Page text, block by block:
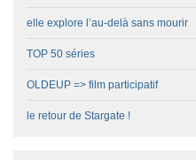
elle explore l’au-delà sans mourir
TOP 50 séries
OLDEUP => film participatif
le retour de Stargate !